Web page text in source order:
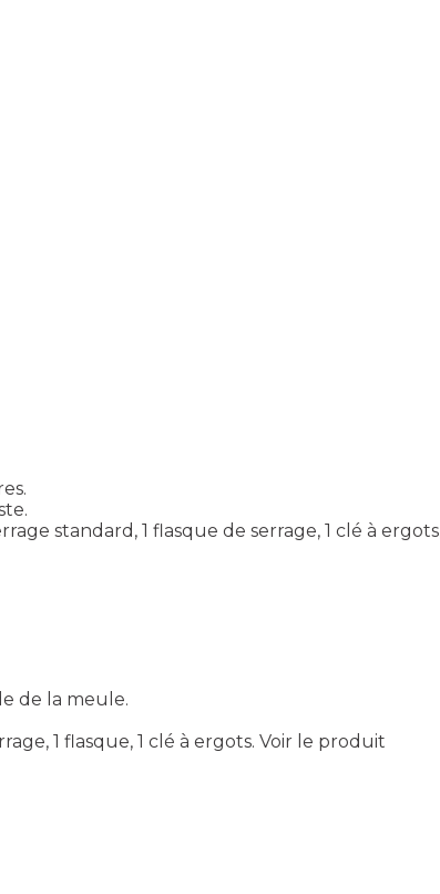
standard, 1 flasque de serrage, 1 clé à
de la meule.
1 flasque, 1 clé à ergots. Voir le produit